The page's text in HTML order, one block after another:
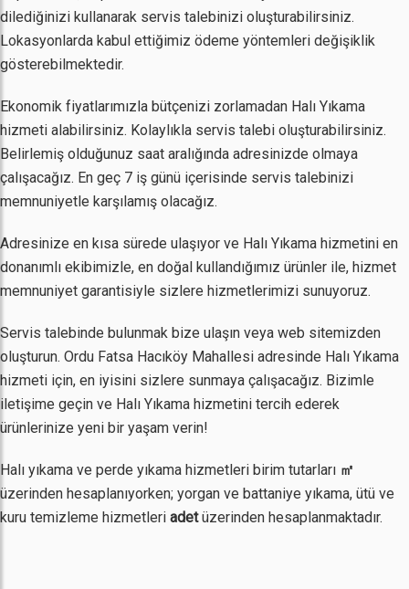
dilediğinizi kullanarak servis talebinizi oluşturabilirsiniz.
Lokasyonlarda kabul ettiğimiz ödeme yöntemleri değişiklik
gösterebilmektedir.
Ekonomik fiyatlarımızla bütçenizi zorlamadan Halı Yıkama
hizmeti alabilirsiniz. Kolaylıkla servis talebi oluşturabilirsiniz.
Belirlemiş olduğunuz saat aralığında adresinizde olmaya
çalışacağız. En geç 7 iş günü içerisinde servis talebinizi
memnuniyetle karşılamış olacağız.
Adresinize en kısa sürede ulaşıyor ve Halı Yıkama hizmetini en
donanımlı ekibimizle, en doğal kullandığımız ürünler ile, hizmet
memnuniyet garantisiyle sizlere hizmetlerimizi sunuyoruz.
Servis talebinde bulunmak bize ulaşın veya web sitemizden
oluşturun. Ordu Fatsa Hacıköy Mahallesi adresinde Halı Yıkama
hizmeti için, en iyisini sizlere sunmaya çalışacağız. Bizimle
iletişime geçin ve Halı Yıkama hizmetini tercih ederek
ürünlerinize yeni bir yaşam verin!
Halı yıkama ve perde yıkama hizmetleri birim tutarları ㎡
üzerinden hesaplanıyorken; yorgan ve battaniye yıkama, ütü ve
kuru temizleme hizmetleri adetüzerinden hesaplanmaktadır.